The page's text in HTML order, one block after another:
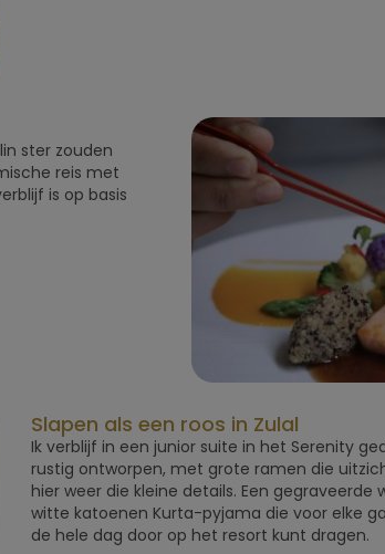
ster zouden
reis met
is op basis
Slapen als een roos in Zulal
Ik verblijf in een junior suite in het Serenity
rustig ontworpen, met grote ramen die
hier weer die kleine details. Een
witte katoenen Kurta-pyjama die voor elke
de hele dag door op het resort kunt dragen.